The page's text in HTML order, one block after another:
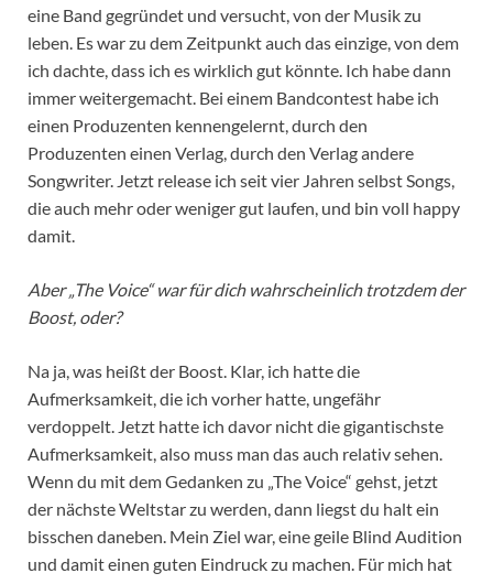
eine Band gegründet und versucht, von der Musik zu
leben. Es war zu dem Zeitpunkt auch das einzige, von dem
ich dachte, dass ich es wirklich gut könnte. Ich habe dann
immer weitergemacht. Bei einem Bandcontest habe ich
einen Produzenten kennengelernt, durch den
Produzenten einen Verlag, durch den Verlag andere
Songwriter. Jetzt release ich seit vier Jahren selbst Songs,
die auch mehr oder weniger gut laufen, und bin voll happy
damit.
Aber „The Voice“ war für dich wahrscheinlich trotzdem der
Boost, oder?
Na ja, was heißt der Boost. Klar, ich hatte die
Aufmerksamkeit, die ich vorher hatte, ungefähr
verdoppelt. Jetzt hatte ich davor nicht die gigantischste
Aufmerksamkeit, also muss man das auch relativ sehen.
Wenn du mit dem Gedanken zu „The Voice“ gehst, jetzt
der nächste Weltstar zu werden, dann liegst du halt ein
bisschen daneben. Mein Ziel war, eine geile Blind Audition
und damit einen guten Eindruck zu machen. Für mich hat